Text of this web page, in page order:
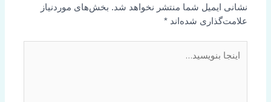
نشانی ایمیل شما منتشر نخواهد شد. بخش‌های موردنیاز
علامت‌گذاری شده‌اند*
بنویسید…